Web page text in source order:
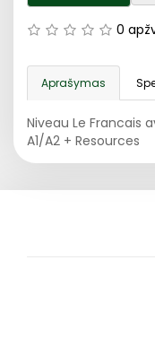
0
Aprašymas
Niveau Le Francais
A1/A2 + Resources